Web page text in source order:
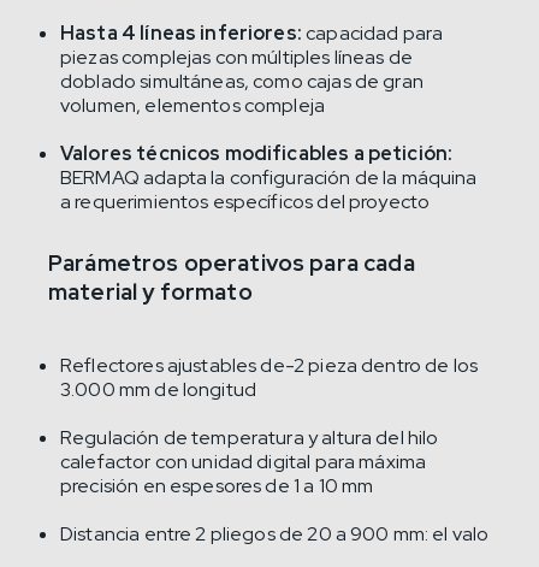
Hasta 4 líneas inferiores:capacidad para
piezas complejas con múltiples líneas de
doblado simultáneas, como cajas de gran
volumen, elementos compleja
Valores técnicos modificables a petición:
BERMAQ adapta la configuración de la máquina
a requerimientos específicos del proyecto
Parámetros operativos para cada
material y formato
Reflectores ajustables de-2 pieza dentro de los
3.000 mm de longitud
Regulación de temperatura y altura del hilo
calefactor con unidad digital para máxima
precisión en espesores de 1 a 10 mm
Distancia entre 2 pliegos de 20 a 900 mm: el valo